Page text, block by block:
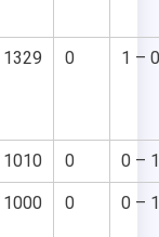
1329 0 1 – 0
1010 0 0 – 1
1000 0 0 – 1